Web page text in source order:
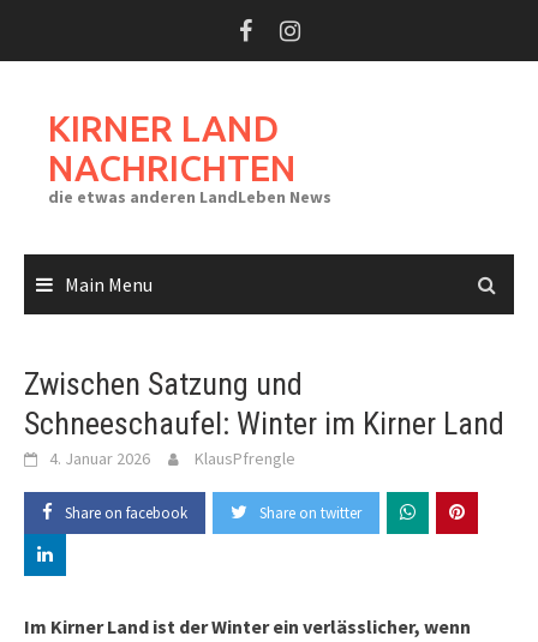
KIRNER LAND
NACHRICHTEN
die etwas anderen LandLeben News
Main Menu
Zwischen Satzung und
Schneeschaufel: Winter im Kirner Land
4. Januar 2026 KlausPfrengle
Share on facebook Share on twitter
Im Kirner Land ist der Winter ein verlässlicher, wenn